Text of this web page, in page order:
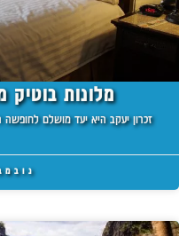
מלונות בוטיק
זכרון יעקב היא יעד מושלם
נובמבר 4,